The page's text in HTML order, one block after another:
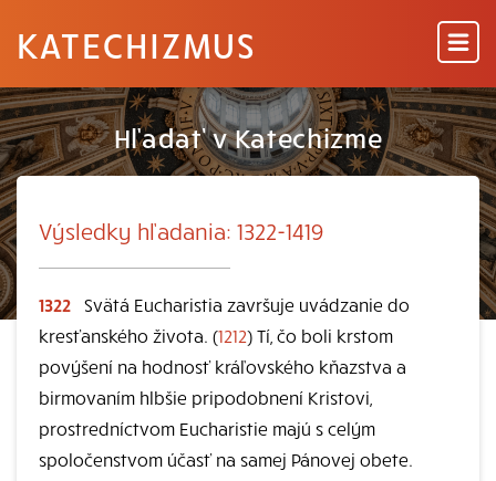
KATECHIZMUS
Hľadať v Katechizme
Výsledky hľadania: 1322-1419
1322 Svätá Eucharistia završuje uvádzanie do
kresťanského života. (1212) Tí, čo boli krstom
povýšení na hodnosť kráľovského kňazstva a
birmovaním hlbšie pripodobnení Kristovi,
prostredníctvom Eucharistie majú s celým
spoločenstvom účasť na samej Pánovej obete.